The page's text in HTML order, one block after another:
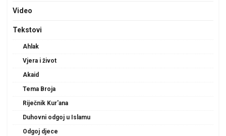
Video
Tekstovi
Ahlak
Vjera i život
Akaid
Tema Broja
Riječnik Kur'ana
Duhovni odgoj u Islamu
Odgoj djece